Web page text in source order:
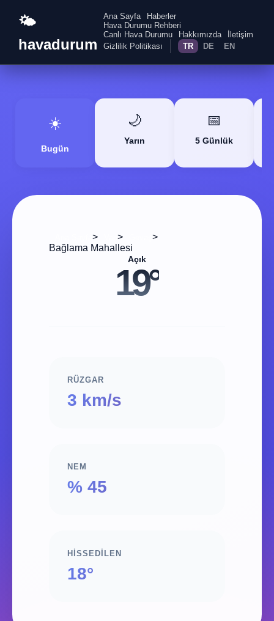
🌤️
havadurum
Ana Sayfa
Haberler
Hava Durumu Rehberi
Canlı Hava Durumu
Hakkımızda
İletişim
Gizlilik Politikası
TR DE EN
☀️
Bugün
🌙
Yarın
📅
5 Günlük
> >
>
Bağlama Mahallesi
Açık
19°
RÜZGAR
3 km/s
NEM
% 45
HISSEDILEN
18°